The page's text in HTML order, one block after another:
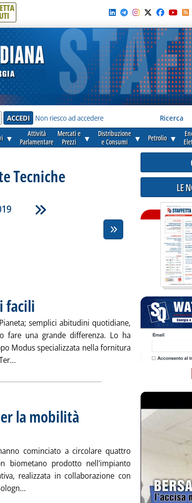
Non riesco ad accedere Ricerca
▼
Attività
Parlamentare
Mercati e
Prezzi
▼
Distribuzione
e Consumi
▼ Petrolio ▼
Tecniche
facili
semplici abitudini quotidiane,
fare una grande differenza. Lo ha
Modus specializzata nella fornitura
Leggi tutta la notizia: 'Giornata della terra: 5
la mobilità
cominciato a circolare quattro
biometano prodotto nell'impianto
realizzata in collaborazione con
Leggi tutta la notizia: 'Bologna, biometano
LE